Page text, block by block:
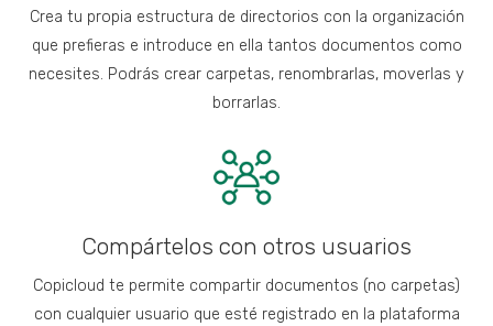
Crea tu propia estructura de directorios con la organización
que prefieras e introduce en ella tantos documentos como
necesites. Podrás crear carpetas, renombrarlas, moverlas y
borrarlas.
Compártelos con otros usuarios
Copicloud te permite compartir documentos (no carpetas)
con cualquier usuario que esté registrado en la plataforma
Al compartir tus
intereses y
comportamiento
mientras visitas